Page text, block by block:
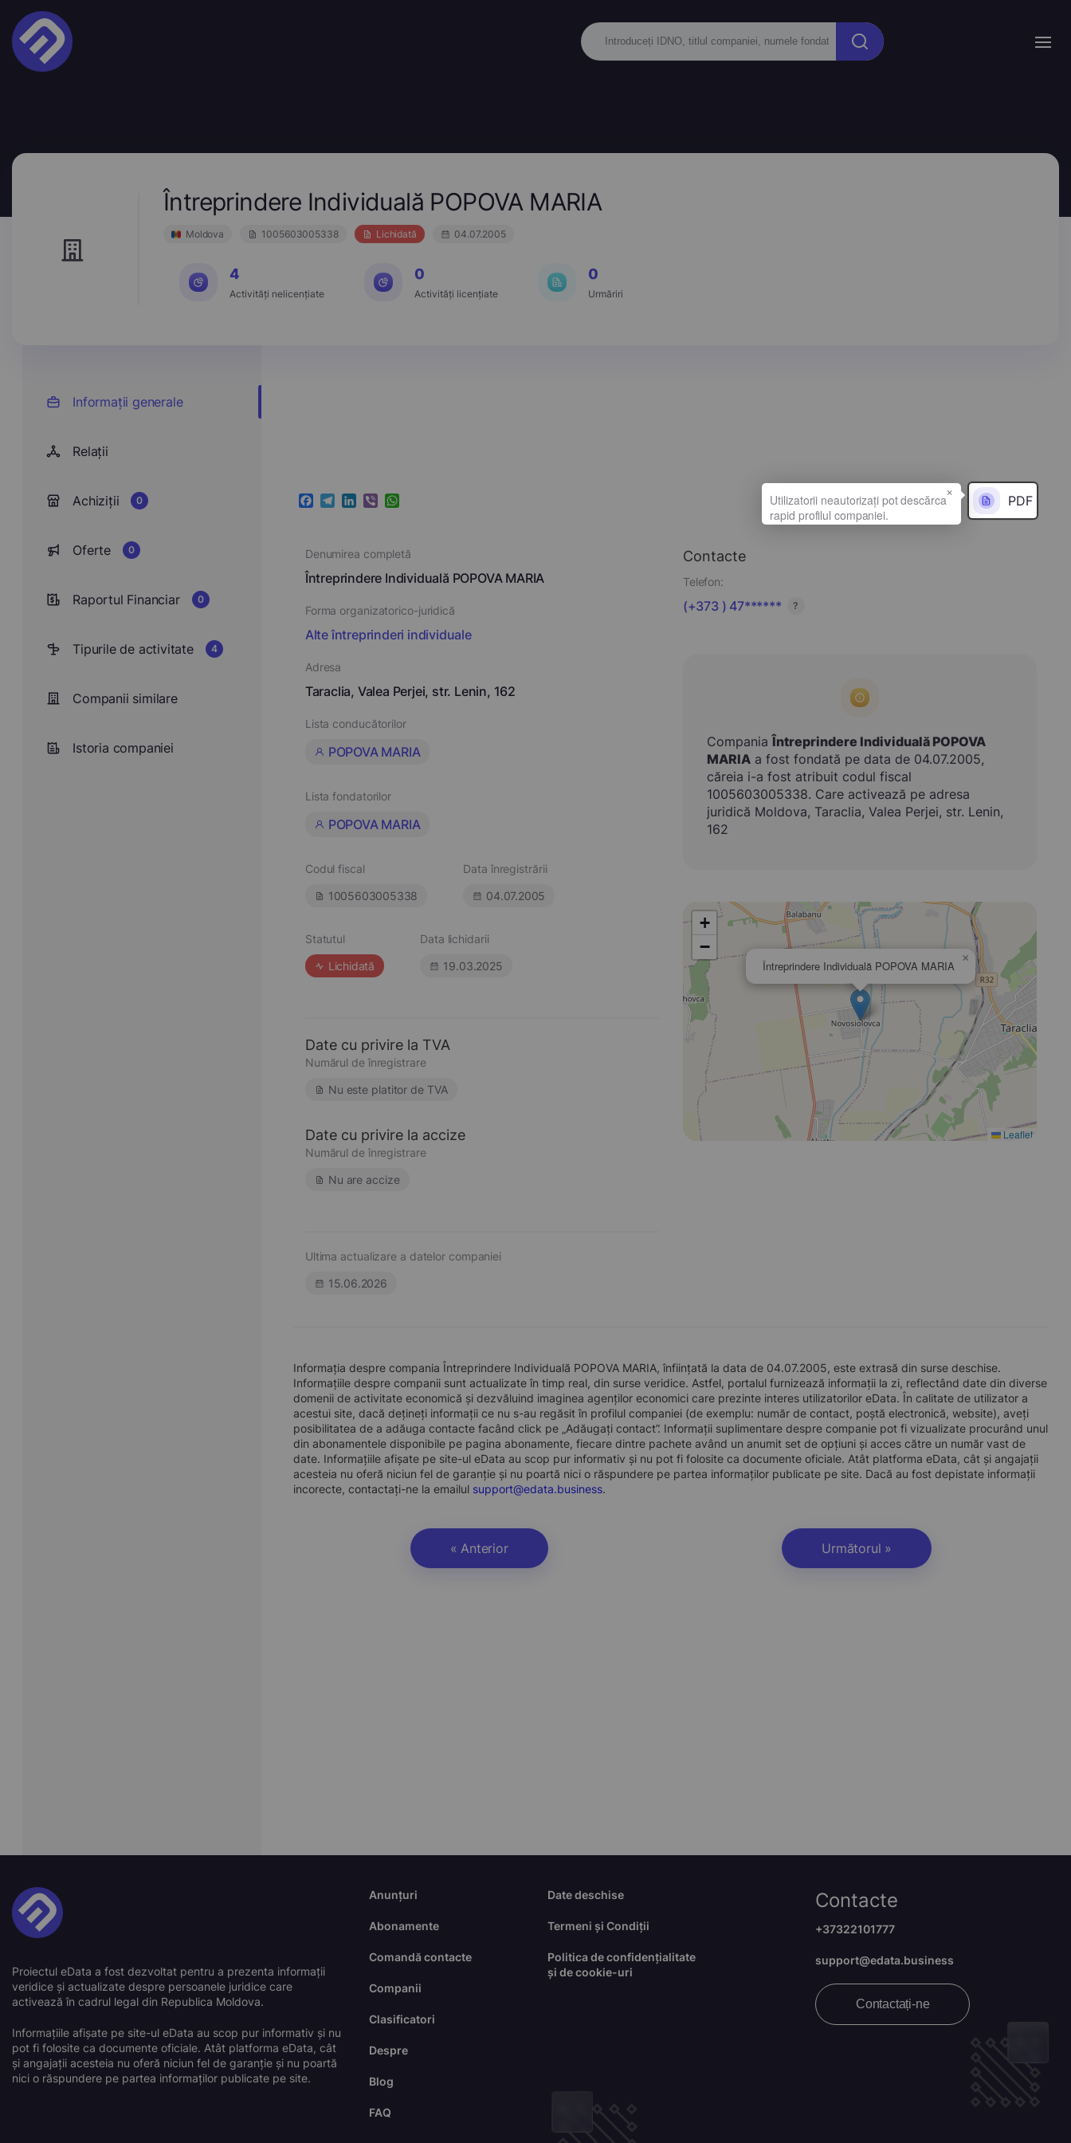
Întreprindere Individuală POPOVA MARIA
Moldova 1005603005338 Lichidată 04.07.2005
4
Activități nelicențiate
0
Activități licențiate
0
Urmăriri
Informații generale
Relații
Achiziții 0
Oferte 0
Raportul Financiar 0
Tipurile de activitate 4
Companii similare
Istoria companiei
Facebook
Telegram
LinkedIn
ViberWhatsApp PDF
Denumirea completă
Întreprindere Individuală POPOVA MARIA
Forma organizatorico-juridică
Alte întreprinderi individuale
Adresa
Taraclia, Valea Perjei, str. Lenin, 162
Lista conducătorilor
POPOVA MARIA
Lista fondatorilor
POPOVA MARIA
Codul fiscal
1005603005338
Data înregistrării
04.07.2005
Statutul
Lichidată
Data lichidarii
19.03.2025
Date cu privire la TVA
Numărul de înregistrare
Nu este platitor de TVA
Date cu privire la accize
Numărul de înregistrare
Nu are accize
Ultima actualizare a datelor companiei
15.06.2026
Contacte
Telefon:
(+373 ) 47****** ?
CompaniaÎntreprindere Individuală POPOVA
MARIAa fost fondată pe data de 04.07.2005,
căreia i-a fost atribuit codul fiscal
1005603005338. Care activează pe adresa
juridică Moldova, Taraclia, Valea Perjei, str. Lenin,
162
Întreprindere Individuală POPOVA MARIA
×
+
−
Leaflet
Informația despre compania Întreprindere Individuală POPOVA MARIA, înființată la data de 04.07.2005, este extrasă din surse deschise.
Informațiile despre companii sunt actualizate în timp real, din surse veridice. Astfel, portalul furnizează informații la zi, reflectând date din diverse
domenii de activitate economică și dezvăluind imaginea agenților economici care prezinte interes utilizatorilor eData. În calitate de utilizator a
acestui site, dacă dețineți informații ce nu s-au regăsit în profilul companiei (de exemplu: număr de contact, poștă electronică, website), aveți
posibilitatea de a adăuga contacte facând click pe „Adăugați contact”. Informații suplimentare despre companie pot fi vizualizate procurând unul
din abonamentele disponibile pe pagina abonamente, fiecare dintre pachete având un anumit set de opțiuni și acces către un număr vast de
date. Informațiile afișate pe site-ul eData au scop pur informativ și nu pot fi folosite ca documente oficiale. Atât platforma eData, cât și angajații
acesteia nu oferă niciun fel de garanție și nu poartă nici o răspundere pe partea informaților publicate pe site. Dacă au fost depistate informații
incorecte, contactați-ne la emailul support@edata.business.
« Anterior Următorul »
Proiectul eData a fost dezvoltat pentru a prezenta informații
veridice și actualizate despre persoanele juridice care
activează în cadrul legal din Republica Moldova.
Informațiile afișate pe site-ul eData au scop pur informativ și nu
pot fi folosite ca documente oficiale. Atât platforma eData, cât
și angajații acesteia nu oferă niciun fel de garanție și nu poartă
nici o răspundere pe partea informaților publicate pe site.
Anunțuri
Abonamente
Comandă contacte
Companii
Clasificatori
Despre
Blog
FAQ
Date deschise
Termeni și Condiții
Politica de confidențialitate
și de cookie-uri
Contacte
+37322101777
support@edata.business
Contactați-ne
×